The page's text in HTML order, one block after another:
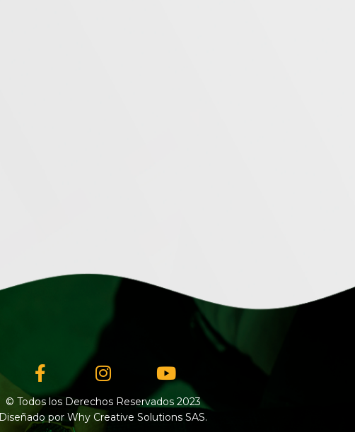
Facebook-
f
InstagramYoutube
© Todos los Derechos Reservados 2023
Diseñado por Why Creative Solutions SAS.